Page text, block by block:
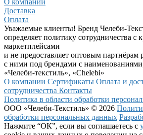
О компании
Доставка
Оплата
Уважаемые клиенты! Бренд Челеби-
определяет политику сотрудничества с
маркетплейсами
и не предоставляет оптовым партнёрам
с ними под брендами с
«Челеби-текстиль», «Chelebi»
О компании Сертификаты Оплата и
сотрудничества Контакты
Политика в области обработки
ООО «Челеби-Текстиль» © 2026
обработки персональных данных
Нажмите “ОК”, если вы соглашаетесь с